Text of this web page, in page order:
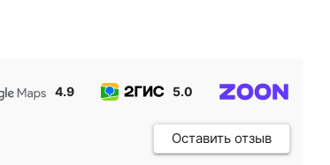
4.9 5.0
Оставить отзыв